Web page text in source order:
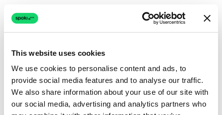
This website uses cookies
We use cookies to personalise content and ads, to
provide social media features and to analyse our traffic.
We also share information about your use of our site with
our social media, advertising and analytics partners who